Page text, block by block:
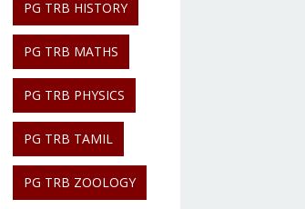
PG TRB HISTORY
PG TRB MATHS
PG TRB PHYSICS
PG TRB TAMIL
PG TRB ZOOLOGY